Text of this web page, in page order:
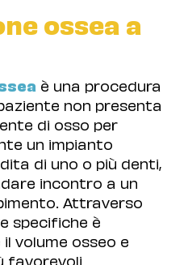
ossea a
è una procedura
non presenta
di osso per
un impianto
di uno o più denti,
incontro a un
Attraverso
specifiche è
volume osseo e
favorevoli